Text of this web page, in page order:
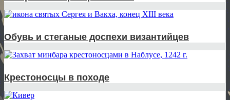
Обувь и стеганые доспехи византийцев
Крестоносцы в походе